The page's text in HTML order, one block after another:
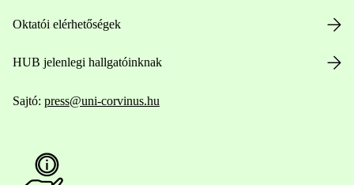
Oktatói elérhetőségek
HUB jelenlegi hallgatóinknak
Sajtó: press@uni-corvinus.hu